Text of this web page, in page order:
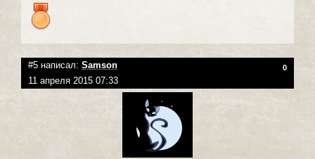
#5 написал: Samson 0
11 апреля 2015 07:33